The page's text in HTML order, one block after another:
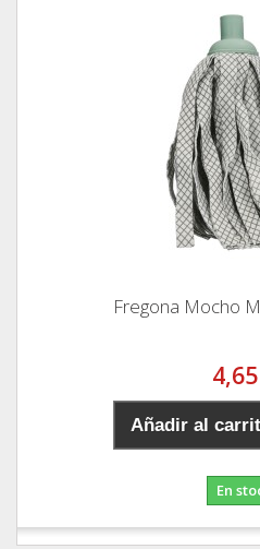
Fregona Mocho
Añadir al
En